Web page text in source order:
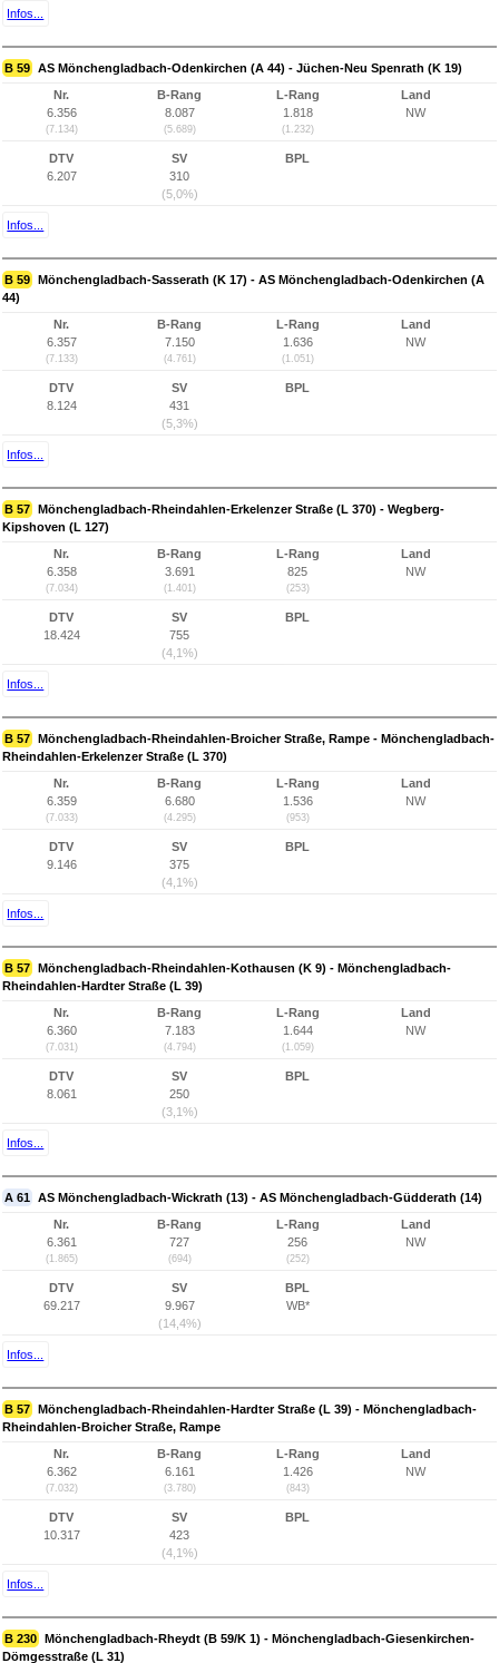
Infos...
B 59 AS Mönchengladbach-Odenkirchen (A 44) - Jüchen-Neu Spenrath (K 19)
Nr.
6.356
(7.134)
B-Rang
8.087
(5.689)
L-Rang
1.818
(1.232)
Land
NW
DTV
6.207
SV
310
(5,0%)
BPL
Infos...
B 59 Mönchengladbach-Sasserath (K 17) - AS Mönchengladbach-Odenkirchen (A
44)
Nr.
6.357
(7.133)
B-Rang
7.150
(4.761)
L-Rang
1.636
(1.051)
Land
NW
DTV
8.124
SV
431
(5,3%)
BPL
Infos...
B 57 Mönchengladbach-Rheindahlen-Erkelenzer Straße (L 370) - Wegberg-
Kipshoven (L 127)
Nr.
6.358
(7.034)
B-Rang
3.691
(1.401)
L-Rang
825
(253)
Land
NW
DTV
18.424
SV
755
(4,1%)
BPL
Infos...
B 57 Mönchengladbach-Rheindahlen-Broicher Straße, Rampe - Mönchengladbach-
Rheindahlen-Erkelenzer Straße (L 370)
Nr.
6.359
(7.033)
B-Rang
6.680
(4.295)
L-Rang
1.536
(953)
Land
NW
DTV
9.146
SV
375
(4,1%)
BPL
Infos...
B 57 Mönchengladbach-Rheindahlen-Kothausen (K 9) - Mönchengladbach-
Rheindahlen-Hardter Straße (L 39)
Nr.
6.360
(7.031)
B-Rang
7.183
(4.794)
L-Rang
1.644
(1.059)
Land
NW
DTV
8.061
SV
250
(3,1%)
BPL
Infos...
A 61 AS Mönchengladbach-Wickrath (13) - AS Mönchengladbach-Güdderath (14)
Nr.
6.361
(1.865)
B-Rang
727
(694)
L-Rang
256
(252)
Land
NW
DTV
69.217
SV
9.967
(14,4%)
BPL
WB*
Infos...
B 57 Mönchengladbach-Rheindahlen-Hardter Straße (L 39) - Mönchengladbach-
Rheindahlen-Broicher Straße, Rampe
Nr.
6.362
(7.032)
B-Rang
6.161
(3.780)
L-Rang
1.426
(843)
Land
NW
DTV
10.317
SV
423
(4,1%)
BPL
Infos...
B 230 Mönchengladbach-Rheydt (B 59/K 1) - Mönchengladbach-Giesenkirchen-
Dömgesstraße (L 31)